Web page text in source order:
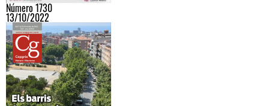
Número 1730
13/10/2022